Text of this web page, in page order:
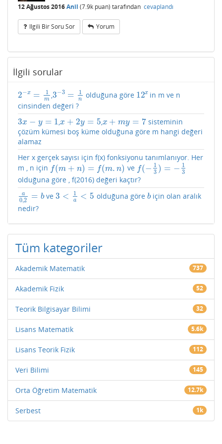
12 Ağustos 2016Anil (7.9k puan) tarafından cevaplandı
Ilgili Bir Soru Sor Yorum
İlgili sorular
2−x = 1
m
2−x= 1m ,3−3 = 1
n
3−3=1n olduğuna göre 12x
12x in m ve n
cinsinden değeri ?
3x − y = 1
3x− y= 1 ,x + 2y = 5
x+2y =5 ,x + my = 7
x+m y=7
sisteminin
çözüm kümesi boş küme olduğuna göre m hangi değeri
alamaz
Her x gerçek sayısı için f(x) fonksiyonu tanımlanıyor. Her
m , n için f(m + n) = f(m. n)
f(m+n)= f(m n) ve f(− 1
3 ) = − 1
3
f(−13 )=− 13
olduğuna göre , f(2016) değeri kaçtır?
a
0,2 = b
a0,2 =b ve3 < 1
a < 5
3 <1a <5 olduğuna göre b
biçin olan aralık
nedir?
Tüm kategoriler
Akademik Matematik 737
Akademik Fizik 52
Teorik Bilgisayar Bilimi 32
Lisans Matematik 5.6k
Lisans Teorik Fizik 112
Veri Bilimi 145
Orta Öğretim Matematik 12.7k
Serbest 1k